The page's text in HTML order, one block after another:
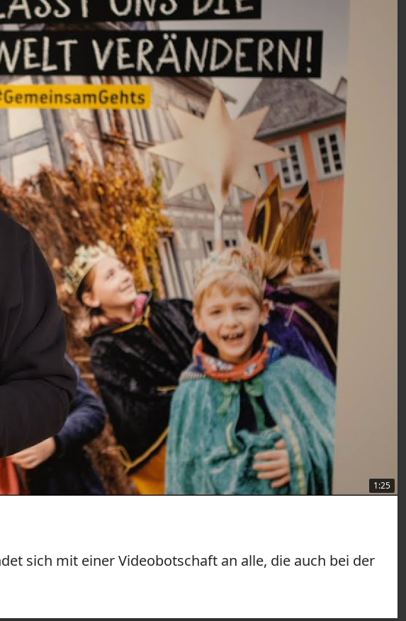
1:25
sich mit einer Videobotschaft an alle, die auch bei der